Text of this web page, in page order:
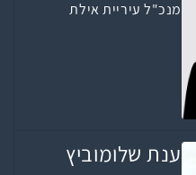
מנכ"ל עיריית אילת
ענת שלומוביץ